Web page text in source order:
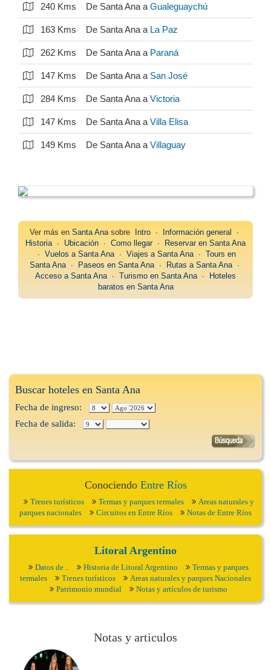
240 Kms De Santa Ana a Gualeguaychú
163 Kms De Santa Ana a La Paz
262 Kms De Santa Ana a Paraná
147 Kms De Santa Ana a San José
284 Kms De Santa Ana a Victoria
147 Kms De Santa Ana a Villa Elisa
149 Kms De Santa Ana a Villaguay
Ver más en Santa Ana sobre Intro ∙ Información general
∙
Historia ∙ Ubicación ∙ Como llegar∙
Reservar en Santa Ana
∙ Vuelos a Santa Ana ∙ Viajes a Santa Ana ∙ Tours en
Santa Ana∙ Paseos en Santa Ana∙ Rutas a Santa Ana∙
Acceso a Santa Ana ∙ Turismo en Santa Ana ∙
Hoteles
baratos en Santa Ana
Buscar hoteles en Santa Ana
Fecha de ingreso:
Fecha de salida:
Conociendo Entre Ríos
Trenes turísticos Termas y parques termales
Areas naturales y
parques nacionales
Circuitos en Entre Ríos Notas de Entre Ríos
Litoral Argentino
Datos de .. Historia de Litoral Argentino
Termas y parques
termales
Trenes turísticos
Areas naturales y parques Nacionales
Patrimonio mundial
Notas y artículos de turismo
Notas y articulos